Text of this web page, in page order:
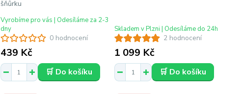
0 hodnocení
šňůrku
439 Kč
Vyrobíme pro vás | Odesíláme za 2-3
dny
🛒 Do košíku
2 hodnocení
1 099 Kč
Skladem v Plzni | Odesíláme do 24h
🛒 Do košíku